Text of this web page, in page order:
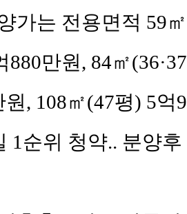
양가는 전용면적 59
880만원, 84㎡
, 108㎡(47평) 5
1순위 청약.. 분양